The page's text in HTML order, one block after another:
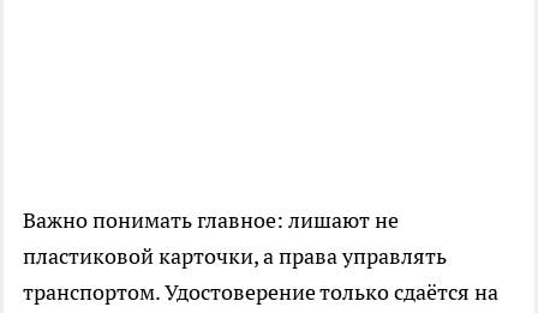
Важно понимать главное: лишают не
пластиковой карточки, а права управлять
транспортом. Удостоверение только сдаётся на